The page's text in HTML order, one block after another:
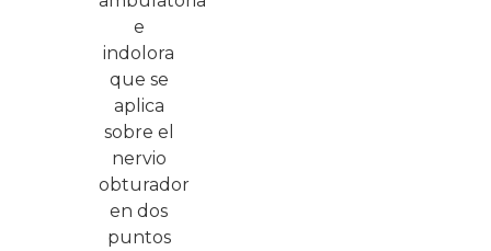
e
indolora
que se
aplica
sobre el
nervio
obturador
en dos
puntos